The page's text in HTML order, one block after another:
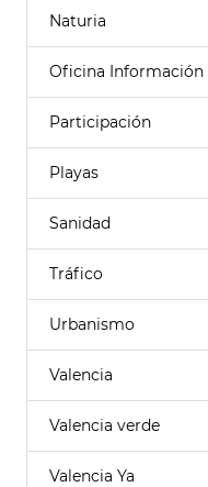
Naturia
Oficina Información
Participación
Playas
Sanidad
Tráfico
Urbanismo
Valencia
Valencia verde
Valencia Ya